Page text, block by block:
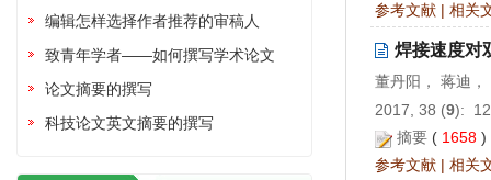
参考文献 | 相关
焊接速度对
董丹阳， 蒋迪，
2017, 38 (9):
摘要 ( 1658
参考文献 | 相关
编辑怎样选择作者推荐的审稿人
致青年学者——如何撰写学术论文
论文摘要的撰写
科技论文英文摘要的撰写